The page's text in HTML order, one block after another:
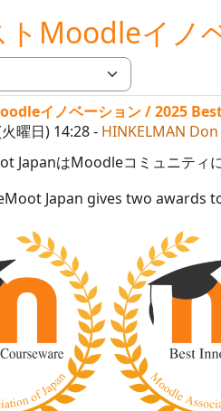
トMoodleイノ
イノベーション / 2025
曜日) 14:28- HINKELMAN Don
JapanはMoodleコミュニティ
Japan gives two